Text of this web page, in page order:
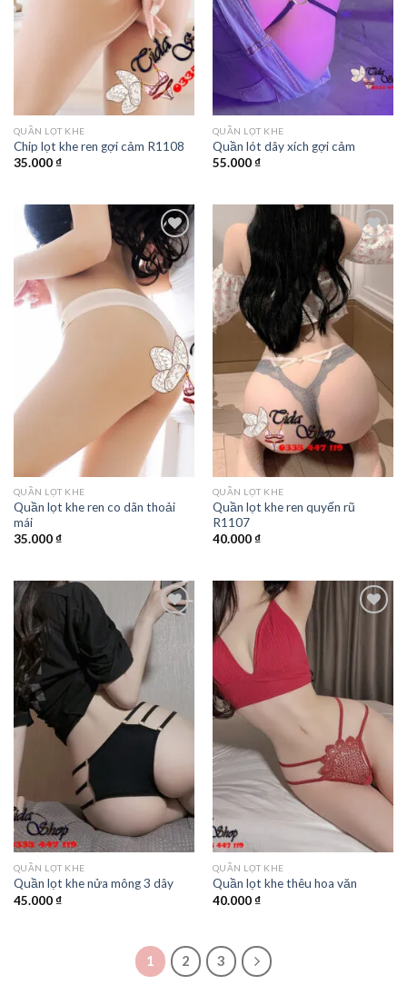
QUẦN LỌT KHE
Chip lọt khe ren gợi cảm R1108
35.000₫
QUẦN LỌT KHE
Quần lót dây xích gợi cảm
55.000₫
QUẦN LỌT KHE
Quần lọt khe ren co dãn thoải
mái
35.000₫
QUẦN LỌT KHE
Quần lọt khe ren quyến rũ
R1107
40.000₫
QUẦN LỌT KHE
Quần lọt khe nửa mông 3 dây
45.000₫
QUẦN LỌT KHE
Quần lọt khe thêu hoa văn
40.000₫
1 2 3